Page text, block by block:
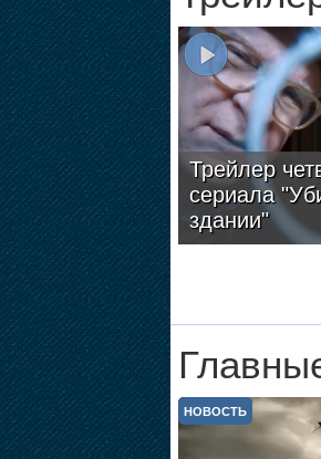
Трейлер
сериала
здании"
НОВОСТЬ